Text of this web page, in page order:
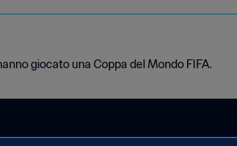
giocato una Coppa del Mondo FIFA.